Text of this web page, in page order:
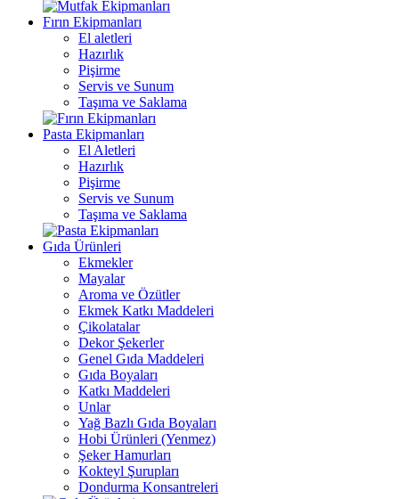
Fırın Ekipmanları
El aletleri
Hazırlık
Pişirme
Servis ve Sunum
Taşıma ve Saklama
Pasta Ekipmanları
El Aletleri
Hazırlık
Pişirme
Servis ve Sunum
Taşıma ve Saklama
Gıda Ürünleri
Ekmekler
Mayalar
Aroma ve Özütler
Ekmek Katkı Maddeleri
Çikolatalar
Dekor Şekerler
Genel Gıda Maddeleri
Gıda Boyaları
Katkı Maddeleri
Unlar
Yağ Bazlı Gıda Boyaları
Hobi Ürünleri (Yenmez)
Şeker Hamurları
Kokteyl Şurupları
Dondurma Konsantreleri